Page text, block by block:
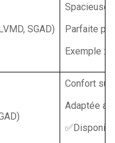
SGAD)
Spacieuse
Parfaite
Exemple :
Confort
Adaptée